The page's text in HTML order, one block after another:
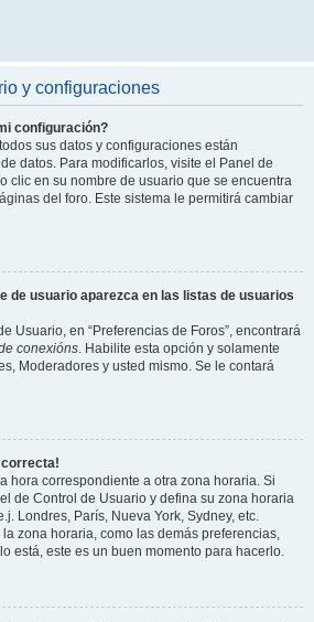
y configuraciones
configuración?
sus datos y configuraciones están
datos. Para modificarlos, visite el Panel de
clic en su nombre de usuario que se encuentra
del foro. Este sistema le permitirá cambiar
de usuario aparezca en las listas de usuarios
Usuario, en “Preferencias de Foros”, encontrará
conexións. Habilite esta opción y solamente
Moderadores y usted mismo. Se le contará
correcta!
hora correspondiente a otra zona horaria. Si
de Control de Usuario y defina su zona horaria
Londres, París, Nueva York, Sydney, etc.
zona horaria, como las demás preferencias,
está, este es un buen momento para hacerlo.